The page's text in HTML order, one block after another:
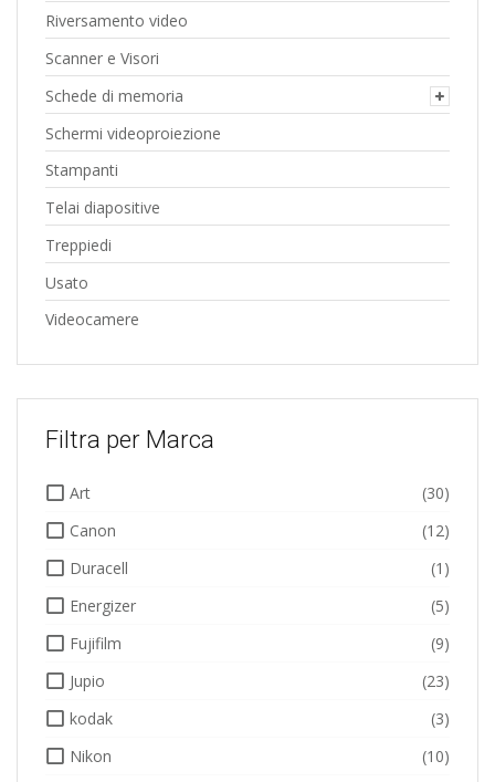
Riversamento video
Scanner e Visori
Schede di memoria
Schermi videoproiezione
Stampanti
Telai diapositive
Treppiedi
Usato
Videocamere
Filtra per Marca
Art
(30)
Canon
(12)
Duracell
(1)
Energizer
(5)
Fujifilm
(9)
Jupio
(23)
kodak
(3)
Nikon
(10)